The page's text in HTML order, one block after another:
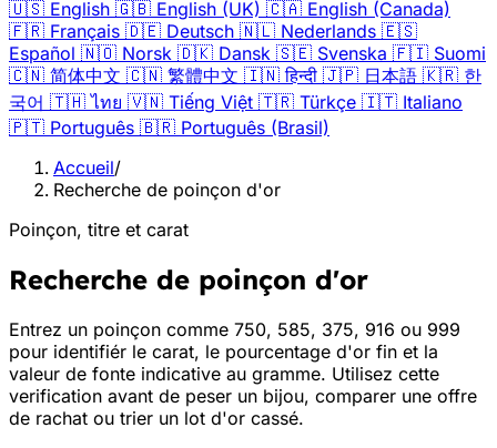
🇺🇸 English 🇬🇧 English (UK) 🇨🇦 English (Canada)
🇫🇷 Français 🇩🇪 Deutsch 🇳🇱 Nederlands 🇪🇸
Español 🇳🇴 Norsk 🇩🇰 Dansk 🇸🇪 Svenska 🇫🇮 Suomi
🇨🇳 简体中文 🇨🇳 繁體中文 🇮🇳 हिन्दी 🇯🇵 日本語 🇰🇷 한
국어 🇹🇭 ไทย 🇻🇳 Tiếng Việt 🇹🇷 Türkçe 🇮🇹 Italiano
🇵🇹 Português 🇧🇷 Português (Brasil)
Accueil/
Recherche de poinçon d'or
Poinçon, titre et carat
Recherche de poinçon d'or
Entrez un poinçon comme 750, 585, 375, 916 ou 999
pour identifiér le carat, le pourcentage d'or fin et la
valeur de fonte indicative au gramme. Utilisez cette
verification avant de peser un bijou, comparer une offre
de rachat ou trier un lot d'or cassé.